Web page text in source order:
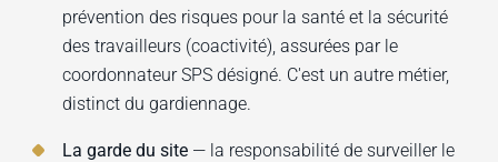
prévention des risques pour la santé et la sécurité
des travailleurs (coactivité), assurées par le
coordonnateur SPS désigné. C'est un autre métier,
distinct du gardiennage.
La garde du site — la responsabilité de surveiller le